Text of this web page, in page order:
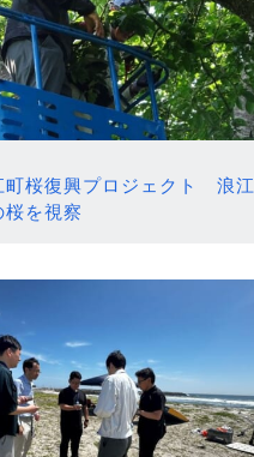
町桜復興プロジェクト 浪江
を視察